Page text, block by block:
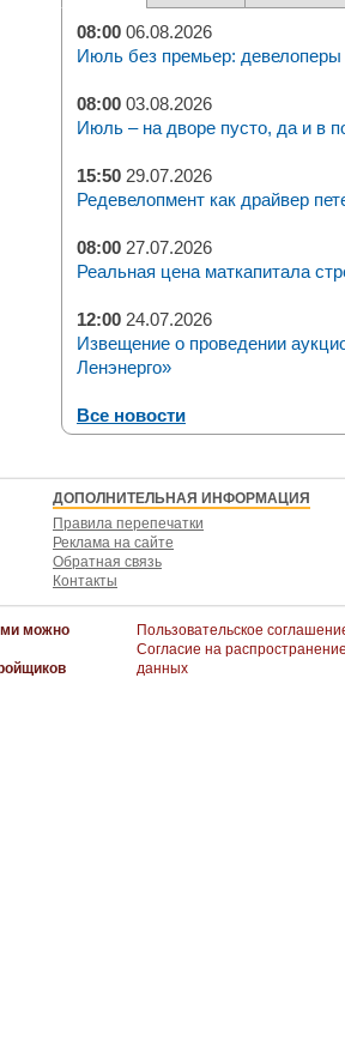
08:00 06.08.2026
Июль без премьер: девелоперы
08:00 03.08.2026
Июль – на дворе пусто, да и в
15:50 29.07.2026
Редевелопмент как драйвер
08:00 27.07.2026
Реальная цена маткапитала
12:00 24.07.2026
Извещение о проведении
Ленэнерго»
Все новости
ДОПОЛНИТЕЛЬНАЯ ИНФОРМАЦИЯ
Правила перепечатки
Реклама на сайте
Обратная связь
Контакты
можно
Пользовательское
Согласие на
данных